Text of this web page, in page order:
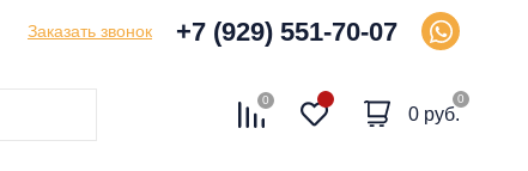
Заказать звонок +7 (929) 551-70-07
0 0
0 руб.